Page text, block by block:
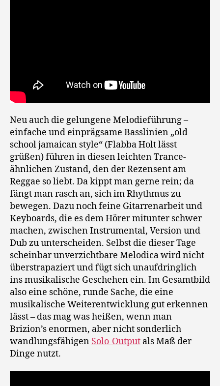
Neu auch die gelungene Melodieführung –
einfache und einprägsame Basslinien „old-
school jamaican style“ (Flabba Holt lässt
grüßen) führen in diesen leichten Trance-
ähnlichen Zustand, den der Rezensent am
Reggae so liebt. Da kippt man gerne rein; da
fängt man rasch an, sich im Rhythmus zu
bewegen. Dazu noch feine Gitarrenarbeit und
Keyboards, die es dem Hörer mitunter schwer
machen, zwischen Instrumental, Version und
Dub zu unterscheiden. Selbst die dieser Tage
scheinbar unverzichtbare Melodica wird nicht
überstrapaziert und fügt sich unaufdringlich
ins musikalische Geschehen ein. Im Gesamtbild
also eine schöne, runde Sache, die eine
musikalische Weiterentwicklung gut erkennen
lässt – das mag was heißen, wenn man
Brizion’s enormen, aber nicht sonderlich
wandlungsfähigen Solo-Output als Maß der
Dinge nutzt.